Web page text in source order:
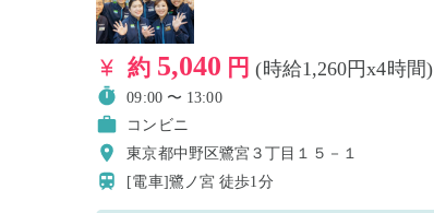
約 5,040 円(時給1,260円x4時間)
09:00 〜 13:00
コンビニ
東京都中野区鷺宮３丁目１５－１
[電車]鷺ノ宮徒歩1分